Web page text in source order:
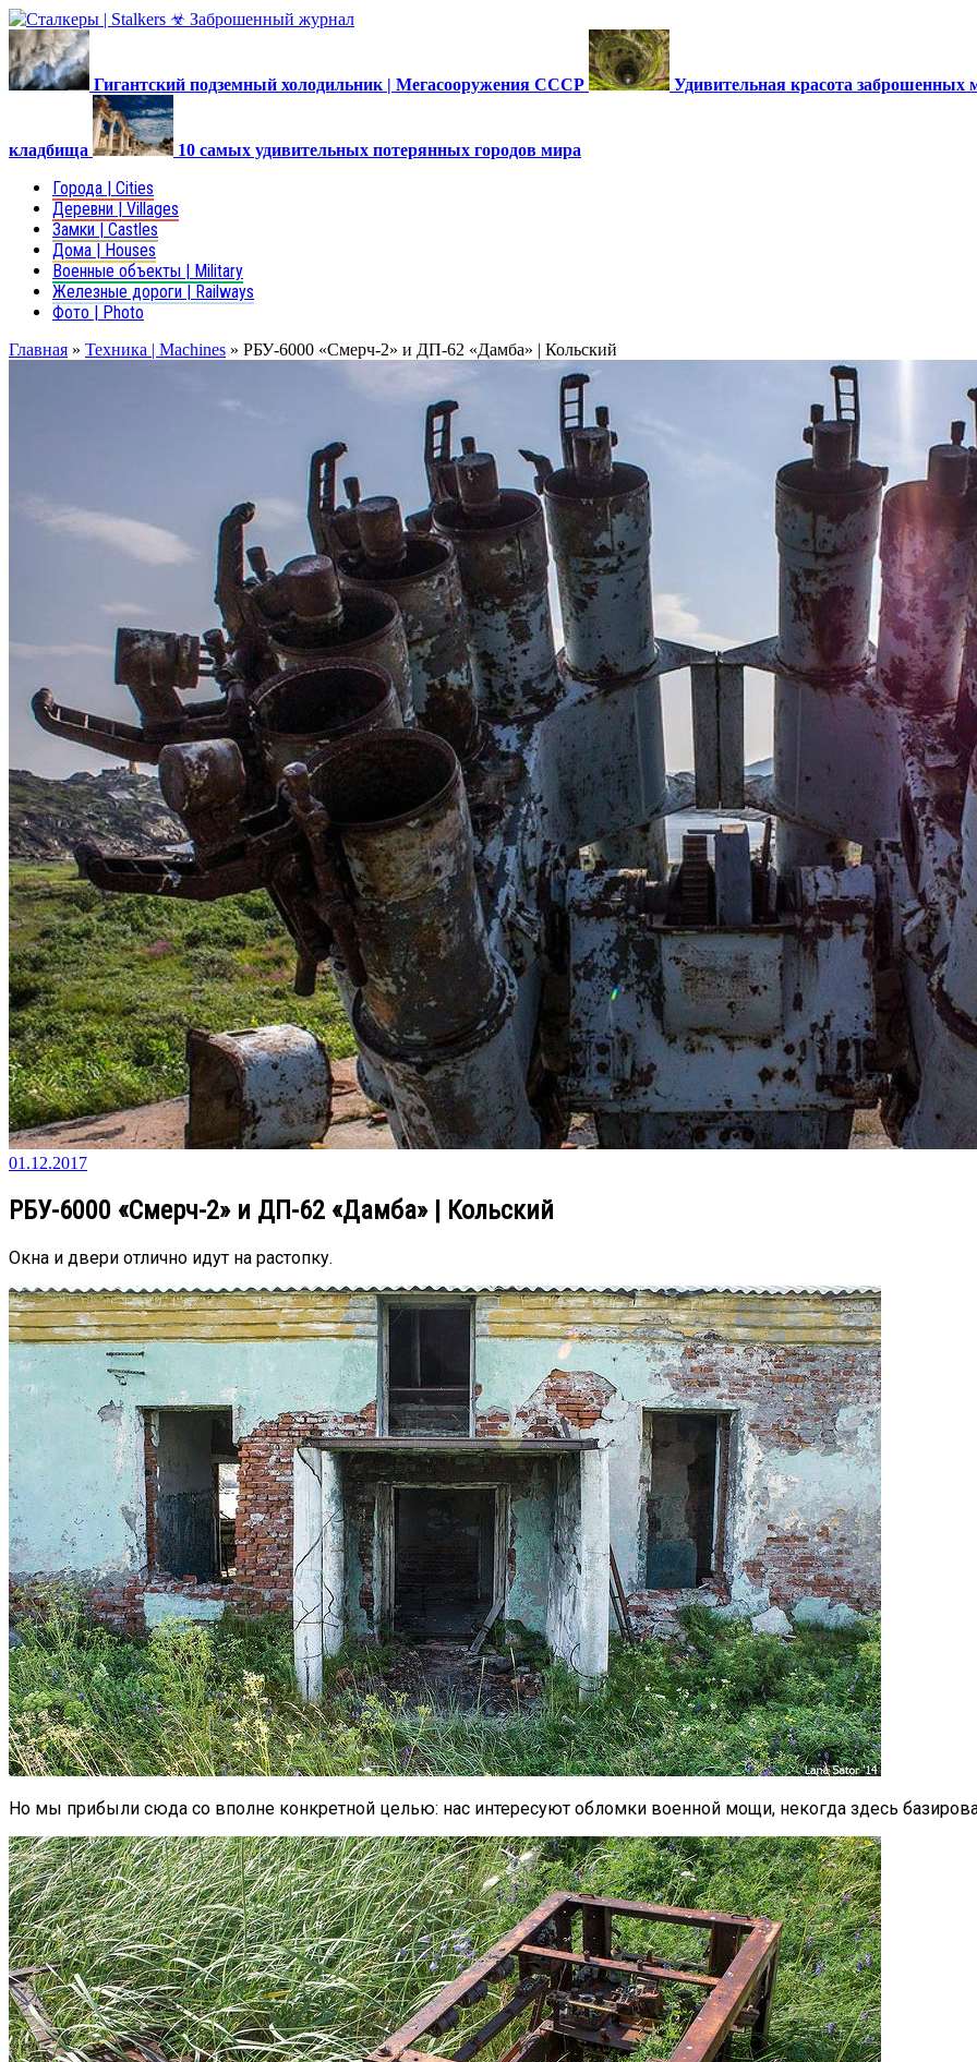
Гигантский подземный холодильник | Мегасооружения СССР Удивительная красота заброшенных
кладбища 10 самых удивительных потерянных городов мира
Города | Cities
Деревни | Villages
Замки | Castles
Дома | Houses
Военные объекты | Military
Железные дороги | Railways
Фото | Photo
Главная » Техника | Machines » РБУ-6000 «Смерч-2» и ДП-62 «Дамба» | Кольский
01.12.2017
РБУ-6000 «Смерч-2» и ДП-62 «Дамба» | Кольский
Окна и двери отлично идут на растопку.
Но мы прибыли сюда со вполне конкретной целью: нас интересуют обломки военной мощи, некогда здесь